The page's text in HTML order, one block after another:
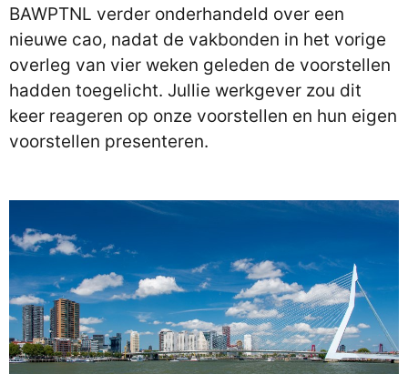
BAWPTNL verder onderhandeld over een
nieuwe cao, nadat de vakbonden in het vorige
overleg van vier weken geleden de voorstellen
hadden toegelicht. Jullie werkgever zou dit
keer reageren op onze voorstellen en hun eigen
voorstellen presenteren.